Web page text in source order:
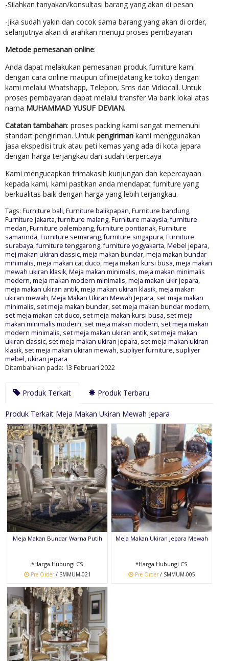
-Silahkan tanyakan/konsultasi barang yang akan di pesan
-Jika sudah yakin dan cocok sama barang yang akan di order,
selanjutnya akan di arahkan menuju proses pembayaran
Metode pemesanan online:
Anda dapat melakukan pemesanan produk furniture kami
dengan cara online maupun ofline(datang ke toko) dengan
kami melalui Whatshapp, Telepon, Sms dan Vidiocall. Untuk
proses pembayaran dapat melalui transfer Via bank lokal atas
nama MUHAMMAD YUSUF DEVIAN.
Catatan tambahan: proses packing kami sangat memenuhi
standart pengiriman. Untuk pengiriman kami menggunakan
jasa ekspedisi truk atau peti kemas yang ada di kota jepara
dengan harga terjangkau dan sudah terpercaya
Kami mengucapkan trimakasih kunjungan dan kepercayaan
kepada kami, kami pastikan anda mendapat furniture yang
berkualitas baik dengan harga yang lebih terjangkau.
Tags: Furniture bali,Furniture balikpapan,Furniture bandung,
Furniture jakarta,furniture malang,Furniture malaysia,furniture
medan,Furniture palembang,furniture pontianak,Furniture
samarinda,Furniture semarang,furniture singapura,Furniture
surabaya,furniture tenggarong,furniture yogyakarta,Mebel jepara,
mej makan ukiran classic,meja makan bundar,meja makan bundar
minimalis,meja makan cat duco,meja makan kursi busa,meja makan
mewah ukiran klasik,Meja makan minimalis,meja makan minimalis
modern,meja makan modern minimalis,meja makan ukir jepara,
meja makan ukiran antik,meja makan ukiran klasik,meja makan
ukiran mewah,Meja Makan Ukiran Mewah Jepara, set maja makan
minimalis, set meja makan bundar, set meja makan bundar modern,
set meja makan cat duco, set meja makan kursi busa, set meja
makan minimalis modern, set meja makan modern, set meja makan
modern minimalis, set meja makan ukiran antik, set meja makan
ukiran classic, set meja makan ukiran jepara, set meja makan ukiran
klasik, set meja makan ukiran mewah, supliyer furniture, supliyer
mebel,ukiran jepara
Ditambahkan pada: 13 Februari 2022
Produk Terkait Produk Terbaru
Produk Terkait Meja Makan Ukiran Mewah Jepara
Meja Makan Bundar Warna Putih
*Harga Hubungi CS
Pre Order/ SMMUM-021
Meja Makan Ukiran Jepara Mewah
*Harga Hubungi CS
Pre Order/ SMMUM-005